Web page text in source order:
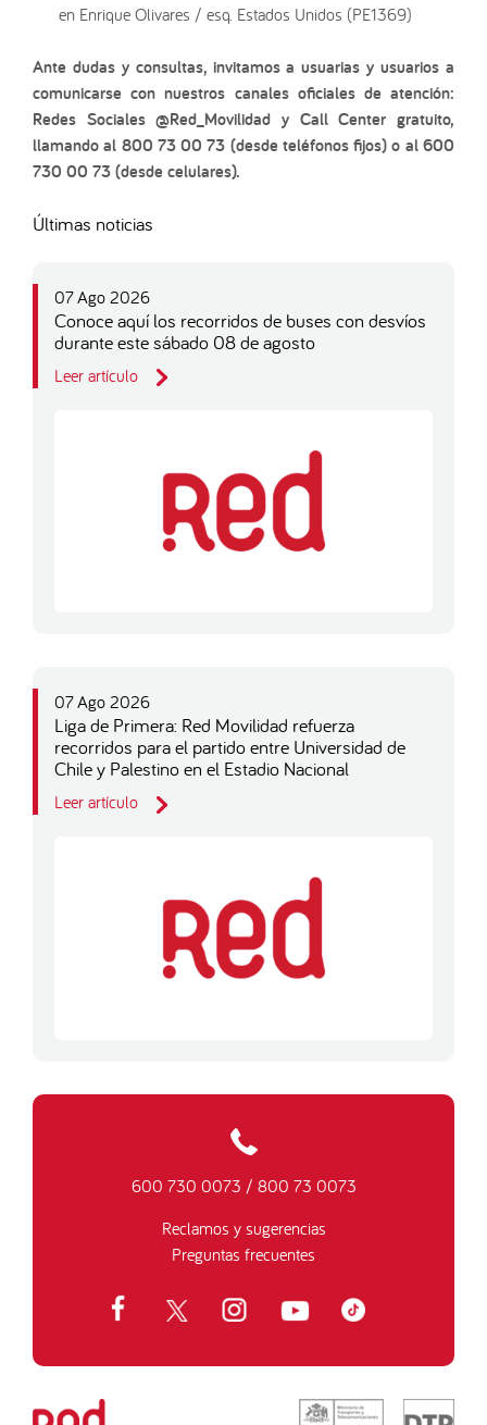
en Enrique Olivares / esq. Estados Unidos (PE1369)
Ante dudas y consultas, invitamos a usuarias y usuarios a
comunicarse con nuestros canales oficiales de atención:
Redes Sociales @Red_Movilidad y Call Center gratuito,
llamando al 800 73 00 73 (desde teléfonos fijos) o al 600
730 00 73 (desde celulares).
Últimas noticias
07 Ago 2026
Conoce aquí los recorridos de buses con desvíos
durante este sábado 08 de agosto
Leer artículo
07 Ago 2026
Liga de Primera: Red Movilidad refuerza
recorridos para el partido entre Universidad de
Chile y Palestino en el Estadio Nacional
Leer artículo
600 730 0073 / 800 73 0073
Reclamos y sugerencias
Preguntas frecuentes